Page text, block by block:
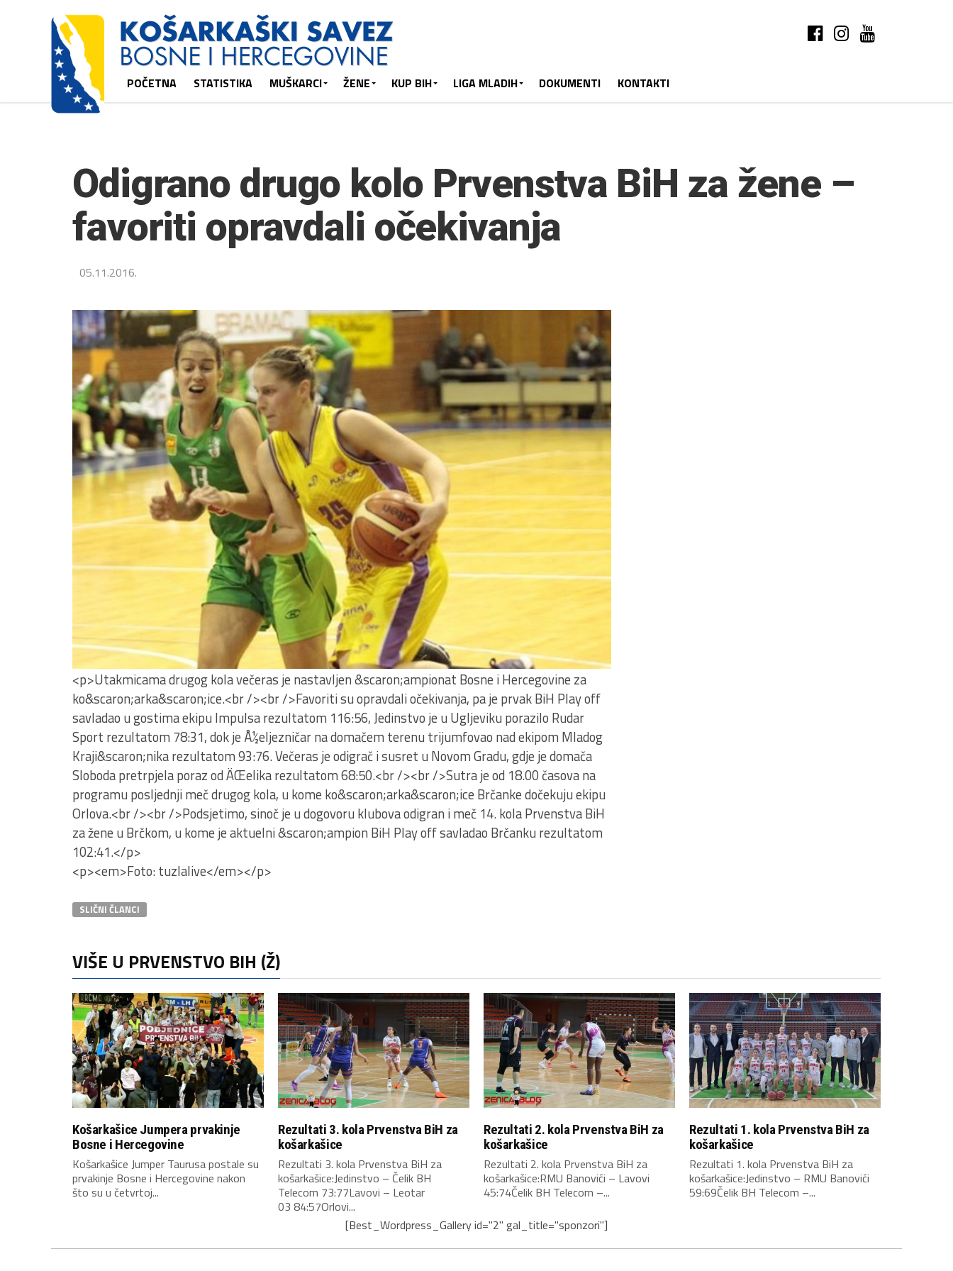
POČETNA STATISTIKA MUŠKARCI ŽENE KUP BIH LIGA MLADIH DOKUMENTI KONTAKTI
Odigrano drugo kolo Prvenstva BiH za žene –
favoriti opravdali očekivanja
05.11.2016.
<p>Utakmicama drugog kola večeras je nastavljen &scaron;ampionat Bosne i Hercegovine za
ko&scaron;arka&scaron;ice.<br /><br />Favoriti su opravdali očekivanja, pa je prvak BiH Play off
savladao u gostima ekipu Impulsa rezultatom 116:56, Jedinstvo je u Ugljeviku porazilo Rudar
Sport rezultatom 78:31, dok je Å½eljezničar na domačem terenu trijumfovao nad ekipom Mladog
Kraji&scaron;nika rezultatom 93:76. Večeras je odigrač i susret u Novom Gradu, gdje je domača
Sloboda pretrpjela poraz od ÄŒelika rezultatom 68:50.<br /><br />Sutra je od 18.00 časova na
programu posljednji meč drugog kola, u kome ko&scaron;arka&scaron;ice Brčanke dočekuju ekipu
Orlova.<br /><br />Podsjetimo, sinoč je u dogovoru klubova odigran i meč 14. kola Prvenstva BiH
za žene u Brčkom, u kome je aktuelni &scaron;ampion BiH Play off savladao Brčanku rezultatom
102:41.</p>
<p><em>Foto: tuzlalive</em></p>
SLIČNI ČLANCI
VIŠE U PRVENSTVO BIH (Ž)
Košarkašice Jumpera prvakinje
Bosne i Hercegovine
Košarkašice Jumper Taurusa postale su
prvakinje Bosne i Hercegovine nakon
što su u četvrtoj...
Rezultati 3. kola Prvenstva BiH za
košarkašice
Rezultati 3. kola Prvenstva BiH za
košarkašice:Jedinstvo – Čelik BH
Telecom 73:77Lavovi – Leotar
03 84:57Orlovi...
Rezultati 2. kola Prvenstva BiH za
košarkašice
Rezultati 2. kola Prvenstva BiH za
košarkašice:RMU Banovići – Lavovi
45:74Čelik BH Telecom –...
Rezultati 1. kola Prvenstva BiH za
košarkašice
Rezultati 1. kola Prvenstva BiH za
košarkašice:Jedinstvo – RMU Banovići
59:69Čelik BH Telecom –...
[Best_Wordpress_Gallery id="2" gal_title="sponzori"]